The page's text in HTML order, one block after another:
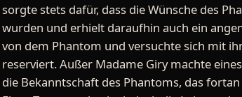
sorgte stets dafür, dass die Wünsche des
wurden und erhielt daraufhin auch ein
von dem Phantom und versuchte sich mit
reserviert. Außer Madame Giry machte
die Bekanntschaft des Phantoms, das